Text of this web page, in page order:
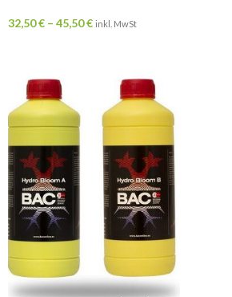
32,50€ – 45,50€ inkl. MwSt